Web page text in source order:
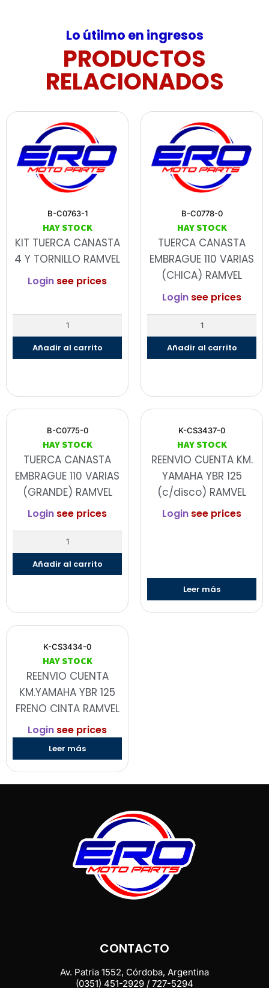
Lo útilmo en ingresos
PRODUCTOS
RELACIONADOS
B-C0763-1
HAY STOCK
KIT TUERCA CANASTA
4 Y TORNILLO RAMVEL
Login see prices
Añadir al carrito
B-C0778-0
HAY STOCK
TUERCA CANASTA
EMBRAGUE 110 VARIAS
(CHICA) RAMVEL
Login see prices
Añadir al carrito
B-C0775-0
HAY STOCK
TUERCA CANASTA
EMBRAGUE 110 VARIAS
(GRANDE) RAMVEL
Login see prices
Añadir al carrito
K-CS3437-0
HAY STOCK
REENVIO CUENTA KM.
YAMAHA YBR 125
(c/disco) RAMVEL
Login see prices
Leer más
K-CS3434-0
HAY STOCK
REENVIO CUENTA
KM.YAMAHA YBR 125
FRENO CINTA RAMVEL
Login see prices
Leer más
CONTACTO
Av. Patria 1552, Córdoba, Argentina
(0351) 451-2929 / 727-5294